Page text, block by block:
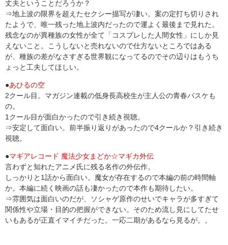
丈夫ということだろうか？
⇒地上波の限界を超えたセクシー描写が凄い。案の定打ち切りされ
たようで、唯一残った地上波内だったので運よく最後まで見れた。
残念なのが異種族の女性が全て「コスプレした人間女性」にしか見
えないこと。こうしないと売れないので仕方ないところではある
が、種族の差がなさすぎる世界観になってるのでその辺りはもうち
ょっと工夫してほしい。
●あひるの空
2クール目。マガジン連載の低身長高校生が主人公の青春バスケも
の。
1クール目が面白かったので引き続き視聴。
⇒安定して面白い。前半振り返りがあったので4クールか？引き続き
視聴。
●マギアレコード 魔法少女まどか☆マギカ外伝
言わずと知れたアニメ氏に残る名作の外伝作。
しっかりと1話から面白い。魔女が存在するので本編の前の時間軸
か。本編に続く映画の話も凄かったので本作も期待したい。
⇒雰囲気は面白いのだが、ソシャゲ原作のせいでキャラが多すぎて
関係性や立場・目的の把握ができない。そのため流し見にしてたせ
いもあるが正直イマイチだった。一応二期があるなら見るが。。